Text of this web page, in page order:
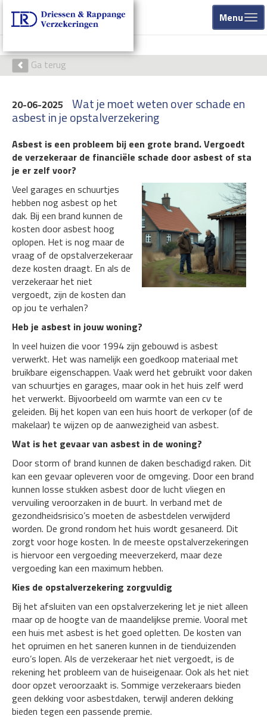
Menu
Ga terug
20-06-2025 Wat je moet weten over schade en
asbest in je opstalverzekering
Asbest is een probleem bij een grote brand. Vergoedt
de verzekeraar de financiële schade door asbest of sta
je er zelf voor?
Veel garages en schuurtjes
hebben nog asbest op het
dak. Bij een brand kunnen de
kosten door asbest hoog
oplopen. Het is nog maar de
vraag of de opstalverzekeraar
deze kosten draagt. En als de
verzekeraar het niet
vergoedt, zijn de kosten dan
op jou te verhalen?
Heb je asbest in jouw woning?
In veel huizen die voor 1994 zijn gebouwd is asbest
verwerkt. Het was namelijk een goedkoop materiaal met
bruikbare eigenschappen. Vaak werd het gebruikt voor daken
van schuurtjes en garages, maar ook in het huis zelf werd
het verwerkt. Bijvoorbeeld om warmte van een cv te
geleiden. Bij het kopen van een huis hoort de verkoper (of de
makelaar) te wijzen op de aanwezigheid van asbest.
Wat is het gevaar van asbest in de woning?
Door storm of brand kunnen de daken beschadigd raken. Dit
kan een gevaar opleveren voor de omgeving. Door een brand
kunnen losse stukken asbest door de lucht vliegen en
vervuiling veroorzaken in de buurt. In verband met de
gezondheidsrisico’s moeten de asbestdelen verwijderd
worden. De grond rondom het huis wordt gesaneerd. Dit
zorgt voor hoge kosten. In de meeste opstalverzekeringen
is hiervoor een vergoeding meeverzekerd, maar deze
vergoeding kan een maximum hebben.
Kies de opstalverzekering zorgvuldig
Bij het afsluiten van een opstalverzekering let je niet alleen
maar op de hoogte van de maandelijkse premie. Vooral met
een huis met asbest is het goed opletten. De kosten van
het opruimen en het saneren kunnen in de tienduizenden
euro’s lopen. Als de verzekeraar het niet vergoedt, is de
rekening het probleem van de huiseigenaar. Ook als het niet
door opzet veroorzaakt is. Sommige verzekeraars bieden
geen dekking voor asbestdaken, terwijl anderen dekking
bieden tegen een passende premie.